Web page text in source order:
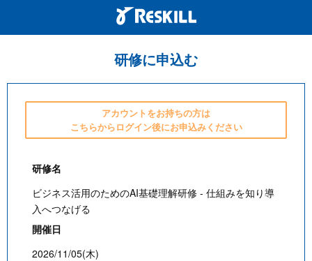
研修に申込む
アカウントをお持ちの方は
こちらからログイン後にお申込みください
研修名
ビジネス活用のためのAI基礎理解研修 - 仕組みを知り導
入へつなげる
開催日
2026/11/05(木)